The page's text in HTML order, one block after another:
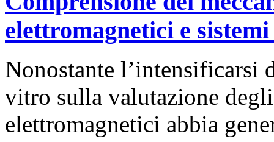
elettromagnetici e
Nonostante
vitro sulla valutazione
elettromagnetici abbia